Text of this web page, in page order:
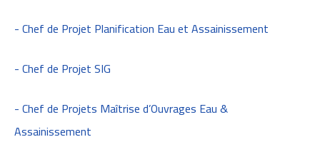
- Chef de Projet Planification Eau et Assainissement
- Chef de Projet SIG
- Chef de Projets Maîtrise d’Ouvrages Eau &
Assainissement